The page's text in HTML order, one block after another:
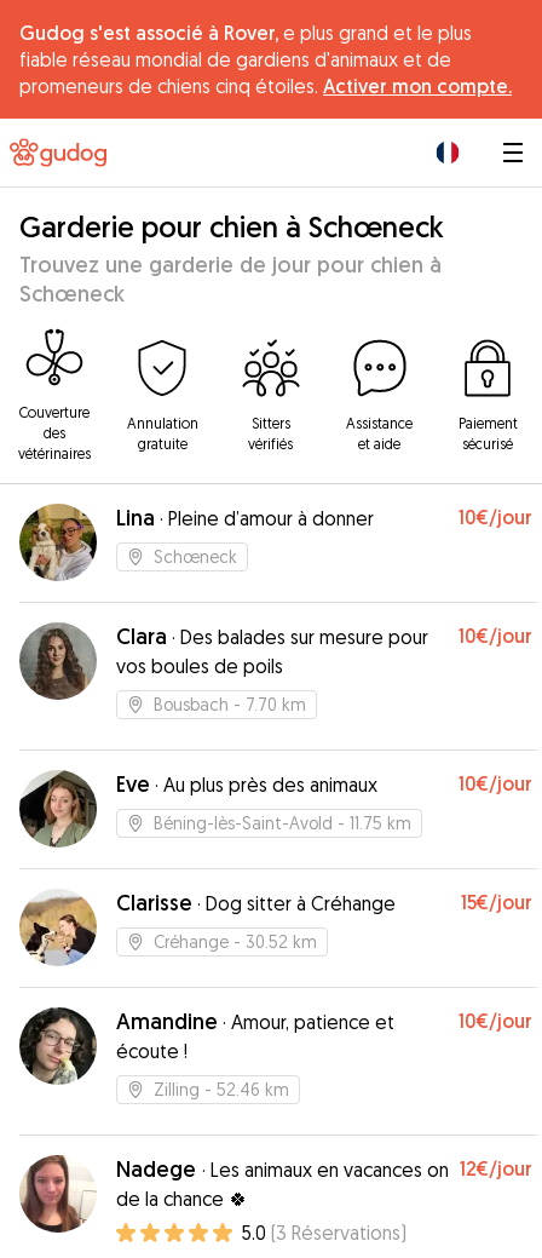
Gudog s'est associé à Rover, e plus grand et le plus
fiable réseau mondial de gardiens d'animaux et de
promeneurs de chiens cinq étoiles. Activer mon compte.
Garderie pour chien à Schœneck
Trouvez une garderie de jour pour chien à
Schœneck
Couverture
des
vétérinaires
Annulation
gratuite
Sitters
vérifiés
Assistance
et aide
Paiement
sécurisé
Lina · Pleine d’amour à donner 10€/jour
Schœneck
Clara · Des balades sur mesure pour
vos boules de poils
10€/jour
Bousbach - 7.70 km
Eve · Au plus près des animaux 10€/jour
Béning-lès-Saint-Avold - 11.75 km
Clarisse · Dog sitter à Créhange 15€/jour
Créhange - 30.52 km
Amandine · Amour, patience et
écoute !
10€/jour
Zilling - 52.46 km
Nadege · Les animaux en vacances on
de la chance 🍀
12€/jour
5.0 (3 Réservations)